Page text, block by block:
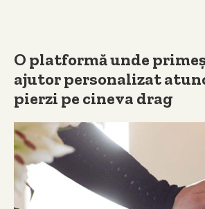
O platformă unde
ajutor personalizat
pierzi pe cineva drag